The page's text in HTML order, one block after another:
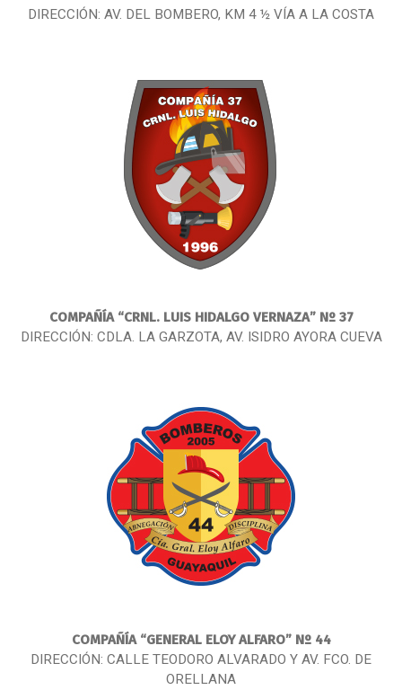
DIRECCIÓN: AV. DEL BOMBERO, KM 4 ½ VÍA A LA COSTA
COMPAÑÍA “CRNL. LUIS HIDALGO VERNAZA” Nº 37
DIRECCIÓN: CDLA. LA GARZOTA, AV. ISIDRO AYORA CUEVA
COMPAÑÍA “GENERAL ELOY ALFARO” Nº 44
DIRECCIÓN: CALLE TEODORO ALVARADO Y AV. FCO. DE
ORELLANA